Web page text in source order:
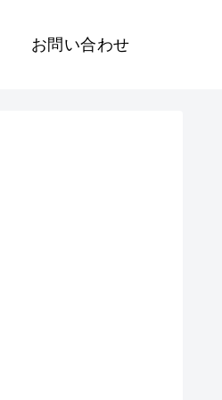
お問い合わせ